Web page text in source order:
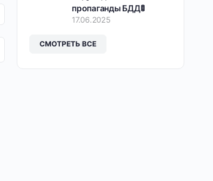
пропаганды БДД🚦
17.06.2025
СМОТРЕТЬ ВСЕ